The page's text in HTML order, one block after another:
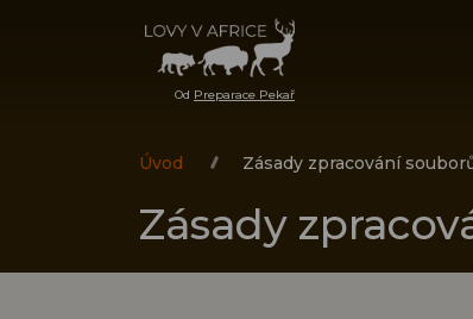
Od Preparace Pekař
Úvod Zásady zpracování
Zásady